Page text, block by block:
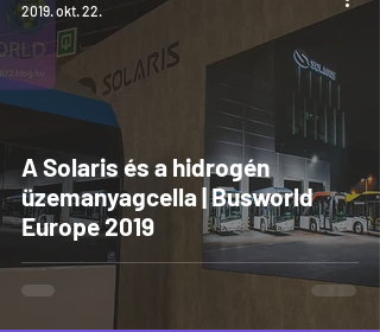
A Solaris és a hidrogén
üzemanyagcella | Busworld
Europe 2019
2019. okt. 22.